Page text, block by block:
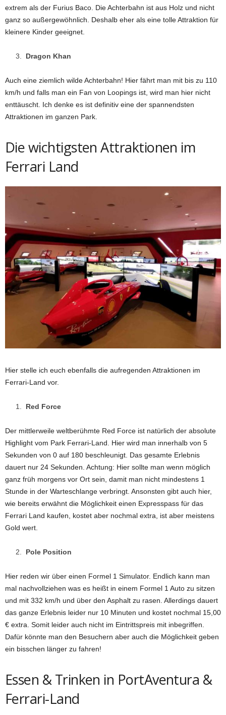
extrem als der Furius Baco. Die Achterbahn ist aus Holz und nicht
ganz so außergewöhnlich. Deshalb eher als eine tolle Attraktion für
kleinere Kinder geeignet.
Dragon Khan
Auch eine ziemlich wilde Achterbahn! Hier fährt man mit bis zu 110
km/h und falls man ein Fan von Loopings ist, wird man hier nicht
enttäuscht. Ich denke es ist definitiv eine der spannendsten
Attraktionen im ganzen Park.
Die wichtigsten Attraktionen im
Ferrari Land
Hier stelle ich euch ebenfalls die aufregenden Attraktionen im
Ferrari-Land vor.
Red Force
Der mittlerweile weltberühmte Red Force ist natürlich der absolute
Highlight vom Park Ferrari-Land. Hier wird man innerhalb von 5
Sekunden von 0 auf 180 beschleunigt. Das gesamte Erlebnis
dauert nur 24 Sekunden. Achtung: Hier sollte man wenn möglich
ganz früh morgens vor Ort sein, damit man nicht mindestens 1
Stunde in der Warteschlange verbringt. Ansonsten gibt auch hier,
wie bereits erwähnt die Möglichkeit einen Expresspass für das
Ferrari Land kaufen, kostet aber nochmal extra, ist aber meistens
Gold wert.
Pole Position
Hier reden wir über einen Formel 1 Simulator. Endlich kann man
mal nachvollziehen was es heißt in einem Formel 1 Auto zu sitzen
und mit 332 km/h und über den Asphalt zu rasen. Allerdings dauert
das ganze Erlebnis leider nur 10 Minuten und kostet nochmal 15,00
€ extra. Somit leider auch nicht im Eintrittspreis mit inbegriffen.
Dafür könnte man den Besuchern aber auch die Möglichkeit geben
ein bisschen länger zu fahren!
Essen & Trinken in PortAventura &
Ferrari-Land